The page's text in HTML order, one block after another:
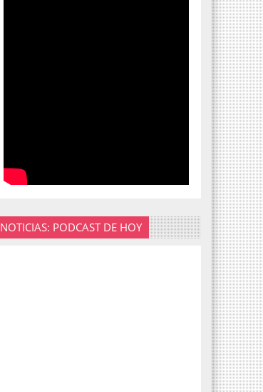
NOTICIAS: PODCAST DE HOY